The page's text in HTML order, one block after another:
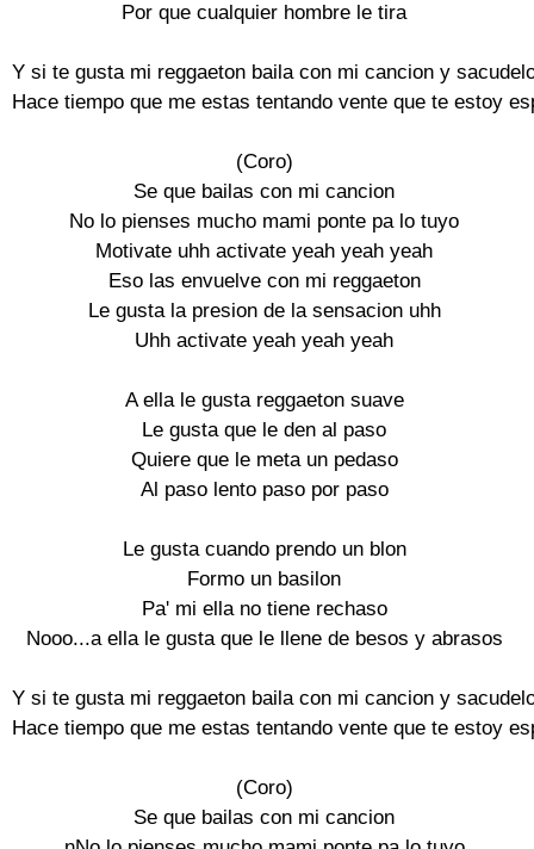
Por que cualquier hombre le tira
Y si te gusta mi reggaeton baila con mi cancion y
Hace tiempo que me estas tentando vente que te estoy
(Coro)
Se que bailas con mi cancion
No lo pienses mucho mami ponte pa lo tuyo
Motivate uhh activate yeah yeah yeah
Eso las envuelve con mi reggaeton
Le gusta la presion de la sensacion uhh
Uhh activate yeah yeah yeah
A ella le gusta reggaeton suave
Le gusta que le den al paso
Quiere que le meta un pedaso
Al paso lento paso por paso
Le gusta cuando prendo un blon
Formo un basilon
Pa' mi ella no tiene rechaso
Nooo...a ella le gusta que le llene de besos y abrasos
Y si te gusta mi reggaeton baila con mi cancion y
Hace tiempo que me estas tentando vente que te estoy
(Coro)
Se que bailas con mi cancion